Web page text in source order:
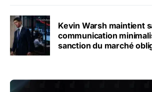
Kevin Warsh maintient
communication
sanction du marché